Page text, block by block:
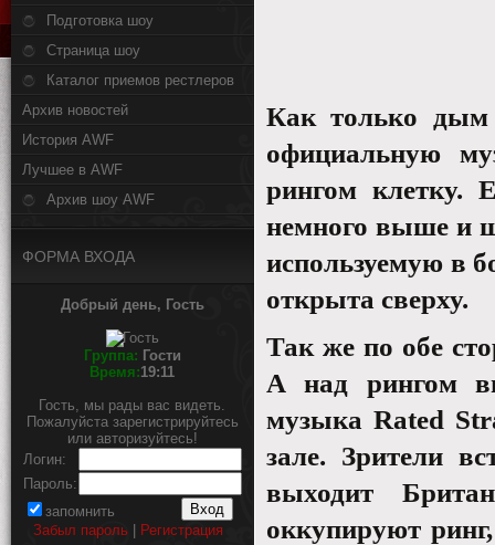
Подготовка шоу
Страница шоу
Каталог приемов рестлеров
Архив новостей
История AWF
Лучшее в AWF
Архив шоу AWF
ФОРМА ВХОДА
Добрый день, Гость
Группа: Гости
Время:19:11
Гость, мы рады вас видеть.
Пожалуйста зарегистрируйтесь
или авторизуйтесь!
Логин:
Пароль:
запомнить
Забыл пароль
Регистрация
Как только дым
официальную
рингом клетку.
немного выше и
используемую в
открыта сверху.
Так же по обе
А над рингом
музыка Rated
зале. Зрители
выходит
оккупируют